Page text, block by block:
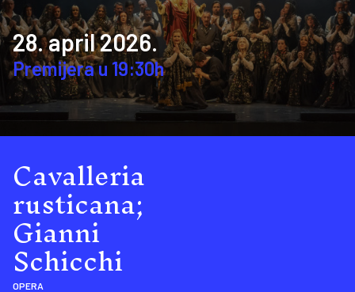
Cavalleria
rusticana;
Gianni
Schicchi
OPERA
28. april 2026.
Premijera u 19:30h